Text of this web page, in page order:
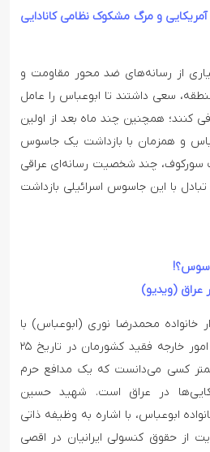
و مرگ مشکوک نظامی کانادایی
از رسانه‌های ضد محور مقاومت و
سعی داشتند تا ابوعباس را عامل
کنند؛ همچنین چند ماه بعد از اولین
و همزمان با بازداشت یک جاسوس
سورکوف، چند شخصیت رسانه‌ای عراقی
با این جاسوس اسرائیلی بازداشت
عراق (ویدیو)
خانواده محمدرضا نوری (ابوعباس) با
شهید امیرعبداللهیان، وزیر امور خارجه فقید کشورمان در تاریخ ۲۵
کسی می‌دانست که یک مدافع حرم
در عراق است. شهید حسین
ابوعباس، با اشاره به وظیفه ذاتی
از حقوق کنسولی ایرانیان در اقصی